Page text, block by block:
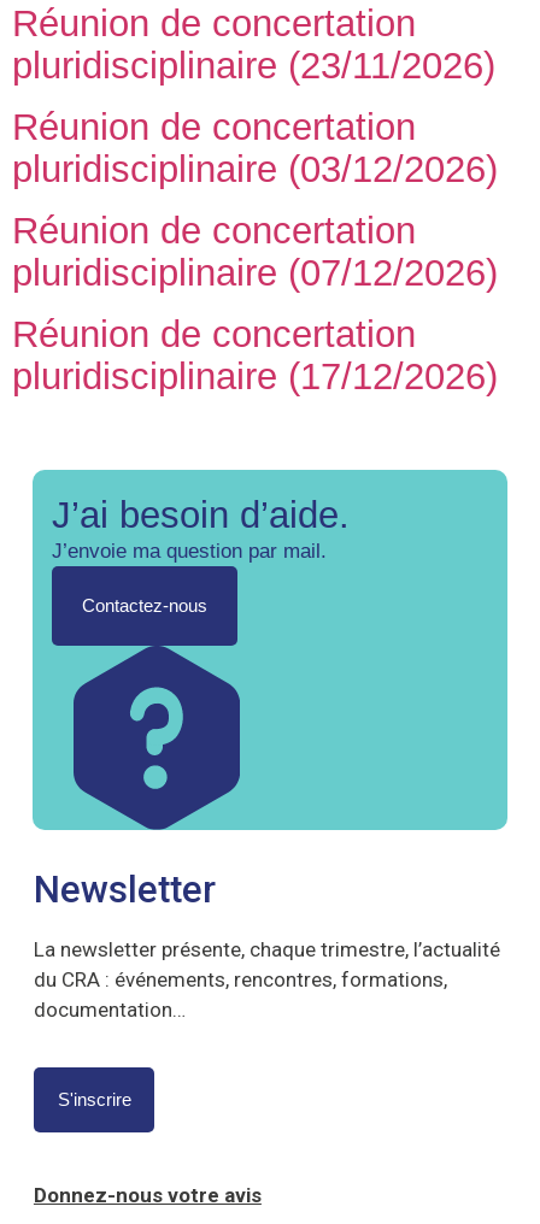
Réunion de concertation
pluridisciplinaire (23/11/2026)
Réunion de concertation
pluridisciplinaire (03/12/2026)
Réunion de concertation
pluridisciplinaire (07/12/2026)
Réunion de concertation
pluridisciplinaire (17/12/2026)
J’ai besoin d’aide.
J’envoie ma question par mail.
Contactez-nous
Newsletter
La newsletter présente, chaque trimestre, l’actualité
du CRA : événements, rencontres, formations,
documentation…
S'inscrire
Donnez-nous votre avis